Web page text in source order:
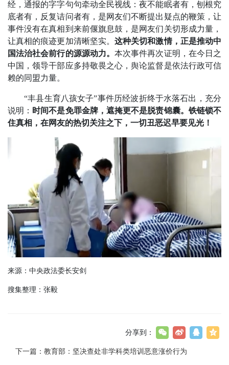
经，通报的字字句句牵动全民视线：夜不能眠者有，刨根究
底者有，反复诘问者有，是网友们不断提出疑点的鞭策，让
事件没有在真相到来前偃旗息鼓，是网友们关切形成力量，
让真相的痕迹更加清晰坚实。这种关切和激情，正是推动中
国法治社会前行的源源动力。本次事件再次证明，在今日之
中国，领导干部应多持敬畏之心，舆论监督是依法行政可信
赖的同盟力量。
“丰县生育八孩女子”事件历经波折终于水落石出，充分
说明： 时间不是免罪金牌，遮掩更不是脱责锦囊。铁链锁不
住真相，在网友的热切关注之下，一切丑恶迟早要见光！
来源：中央政法委长安剑
搜集整理：张毅
分享到：
下一篇： 教育部：坚决查处非学科类培训恶意涨价行为